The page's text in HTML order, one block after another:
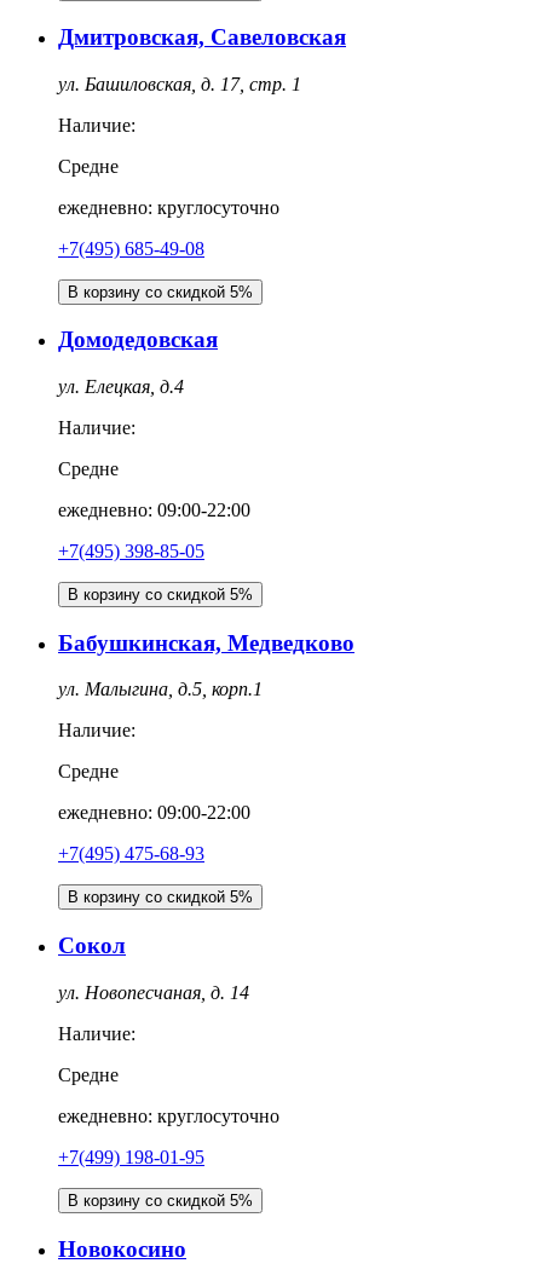
Дмитровская, Савеловская
ул. Башиловская, д. 17, стр. 1
Наличие:
Средне
ежедневно: круглосуточно
+7(495) 685-49-08
В корзину со скидкой 5%
Домодедовская
ул. Елецкая, д.4
Наличие:
Средне
ежедневно: 09:00-22:00
+7(495) 398-85-05
В корзину со скидкой 5%
Бабушкинская, Медведково
ул. Малыгина, д.5, корп.1
Наличие:
Средне
ежедневно: 09:00-22:00
+7(495) 475-68-93
В корзину со скидкой 5%
Сокол
ул. Новопесчаная, д. 14
Наличие:
Средне
ежедневно: круглосуточно
+7(499) 198-01-95
В корзину со скидкой 5%
Новокосино